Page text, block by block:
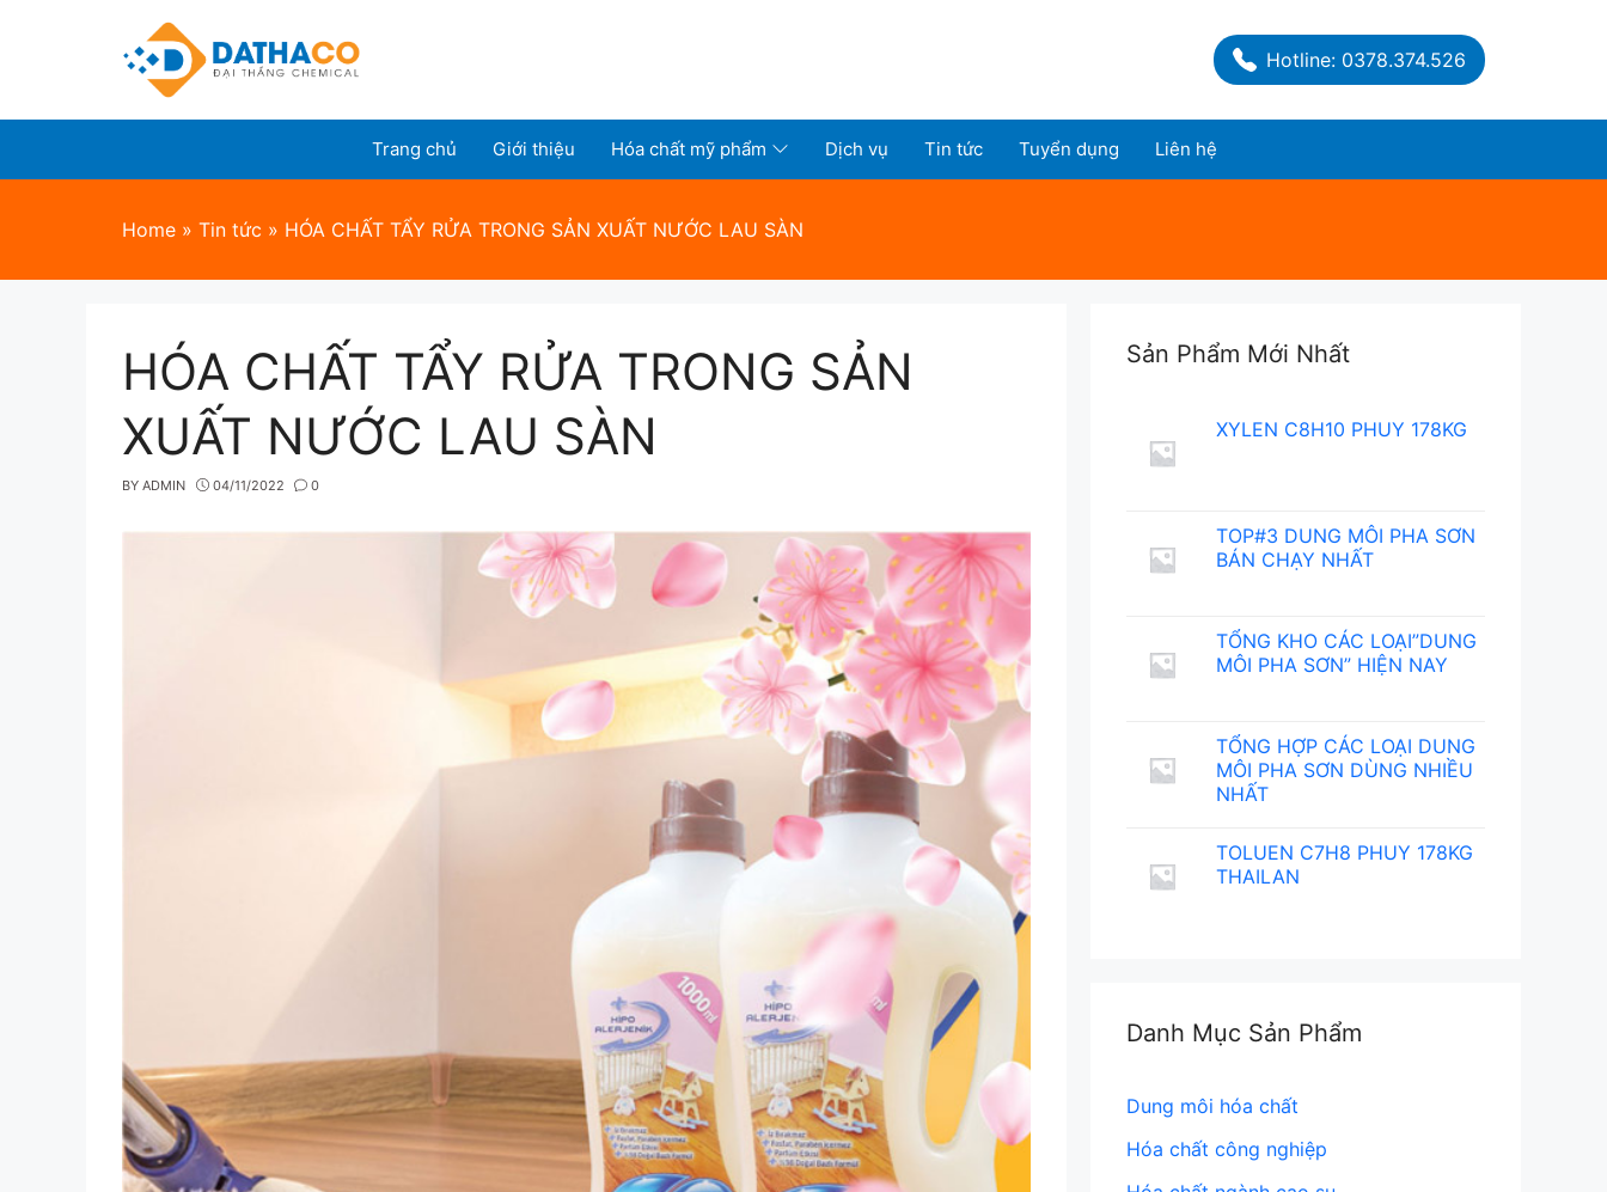
Hotline: 0378.374.526
Trang chủ Giới thiệu Hóa chất mỹ phẩm Dịch vụ Tin tức Tuyển dụng Liên hệ
Home » Tin tức » HÓA CHẤT TẨY RỬA TRONG SẢN XUẤT NƯỚC LAU SÀN
HÓA CHẤT TẨY RỬA TRONG SẢN
XUẤT NƯỚC LAU SÀN
BY ADMIN 04/11/2022 0
Sản Phẩm Mới Nhất
XYLEN C8H10 PHUY 178KG
TOP#3 DUNG MÔI PHA SƠN
BÁN CHẠY NHẤT
TỔNG KHO CÁC LOẠI”DUNG
MÔI PHA SƠN” HIỆN NAY
TỔNG HỢP CÁC LOẠI DUNG
MÔI PHA SƠN DÙNG NHIỀU
NHẤT
TOLUEN C7H8 PHUY 178KG
THAILAN
Danh Mục Sản Phẩm
Dung môi hóa chất
Hóa chất công nghiệp